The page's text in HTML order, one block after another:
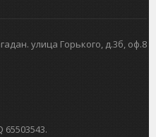
улица Горького, д.3б, оф.8